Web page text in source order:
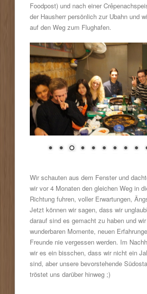
Foodpost) und nach einer
der Hausherr persönlich zur Ubahn und
auf den Weg zum Flughafen.
Wir schauten aus dem Fenster und
wir vor 4 Monaten den gleichen Weg in
Richtung fuhren, voller Erwartungen,
Jetzt können wir sagen, dass wir
darauf sind es gemacht zu haben und
wunderbaren Momente, neuen
Freunde nie vergessen werden. Im
wir es ein bisschen, dass wir nicht ein
sind, aber unsere bevorstehende
tröstet uns darüber hinweg ;)